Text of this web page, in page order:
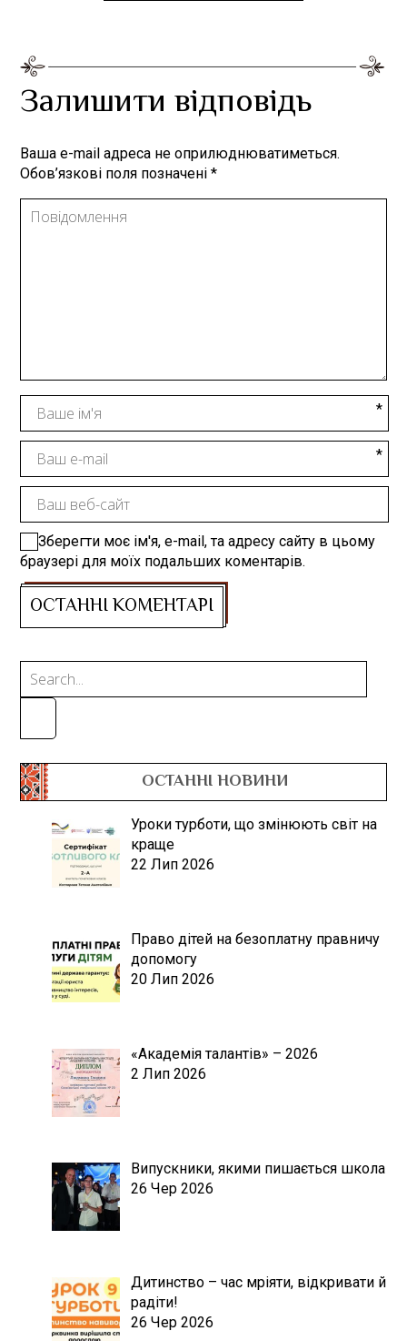
Залишити відповідь
Ваша e-mail адреса не оприлюднюватиметься.
Обов’язкові поля позначені*
Зберегти моє ім'я, e-mail, та адресу сайту в цьому
браузері для моїх подальших коментарів.
ОСТАННІ НОВИНИ
Уроки турботи, що змінюють світ на
краще
22 Лип 2026
Право дітей на безоплатну правничу
допомогу
20 Лип 2026
«Академія талантів» – 2026
2 Лип 2026
Випускники, якими пишається школа
26 Чер 2026
Дитинство – час мріяти, відкривати й
радіти!
26 Чер 2026